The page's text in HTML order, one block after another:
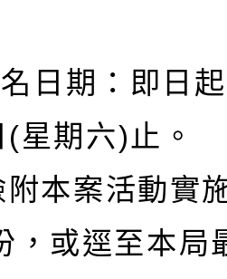
日期：即日
星期六)止。
本案活動實
，或逕至本局